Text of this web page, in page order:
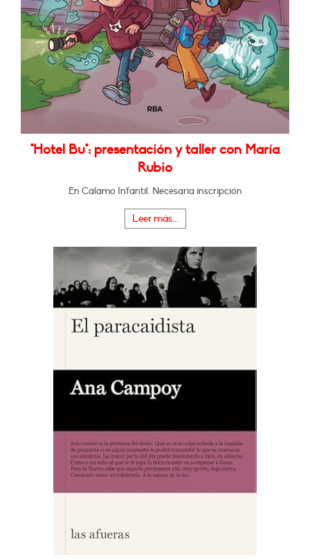
"Hotel Bu": presentación y taller con María
Rubio
En Cálamo Infantil. Necesaria inscripción
Leer más...